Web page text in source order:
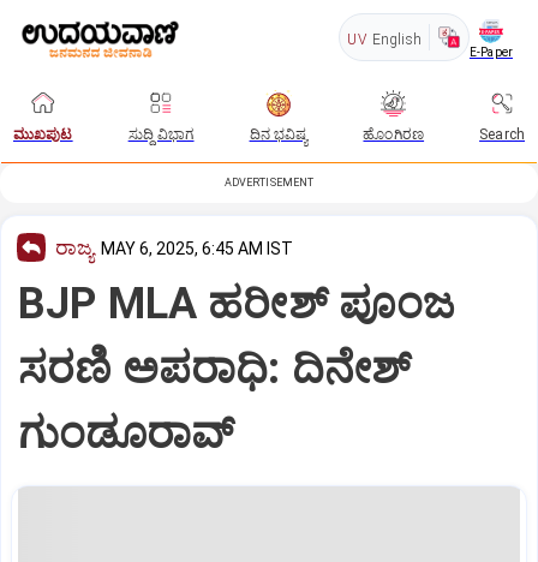
UV English
E-Paper
ಮುಖಪುಟ ಸುದ್ದಿ ವಿಭಾಗ ದಿನ ಭವಿಷ್ಯ ಹೊಂಗಿರಣ Search
ADVERTISEMENT
ರಾಜ್ಯ MAY 6, 2025, 6:45 AM IST
BJP MLA ಹರೀಶ್‌ ಪೂಂಜ
ಸರಣಿ ಅಪರಾಧಿ: ದಿನೇಶ್‌
ಗುಂಡೂರಾವ್‌